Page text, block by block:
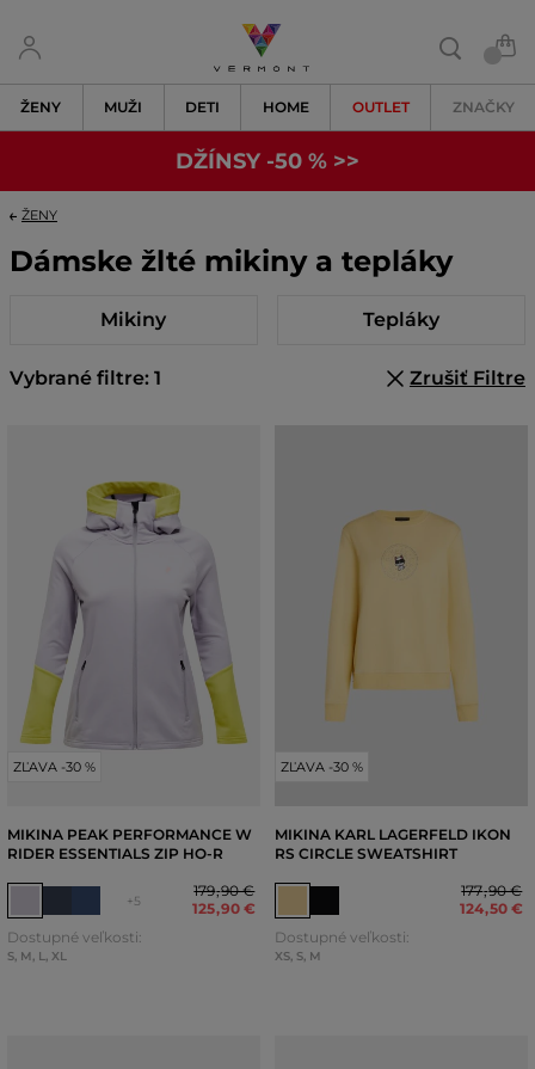
ŽENY MUŽI DETI HOME OUTLET ZNAČKY
DŽÍNSY -50 % >>
ŽENY
Dámske žlté mikiny a tepláky
Mikiny Tepláky
Vybrané filtre: 1 Zrušiť Filtre
ZĽAVA -30 %
MIKINA PEAK PERFORMANCE W
RIDER ESSENTIALS ZIP HO-R
+5
179,90 €
125,90 €
Dostupné veľkosti:
S, M, L, XL
ZĽAVA -30 %
MIKINA KARL LAGERFELD IKON
RS CIRCLE SWEATSHIRT
177,90 €
124,50 €
Dostupné veľkosti:
XS, S, M